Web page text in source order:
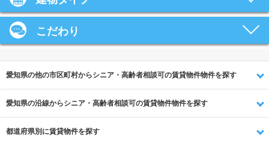
こだわり
愛知県の他の市区町村からシニア・高齢者相談可の賃貸物件物件を探す
愛知県の沿線からシニア・高齢者相談可の賃貸物件物件を探す
都道府県別に賃貸物件を探す